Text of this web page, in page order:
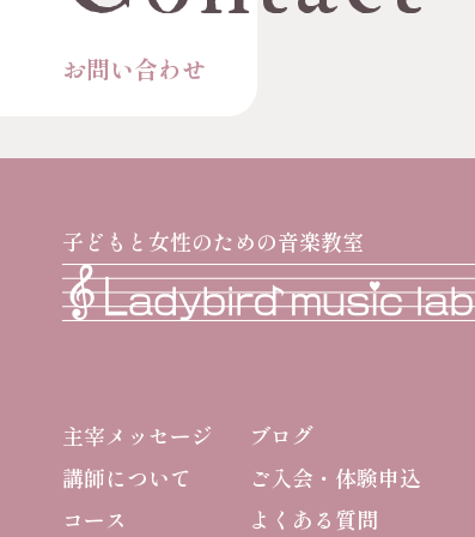
お問い合わせ
子どもと女性のための音楽教室
主宰メッセージ
講師について
コース
ブログ
ご入会・体験申込
よくある質問